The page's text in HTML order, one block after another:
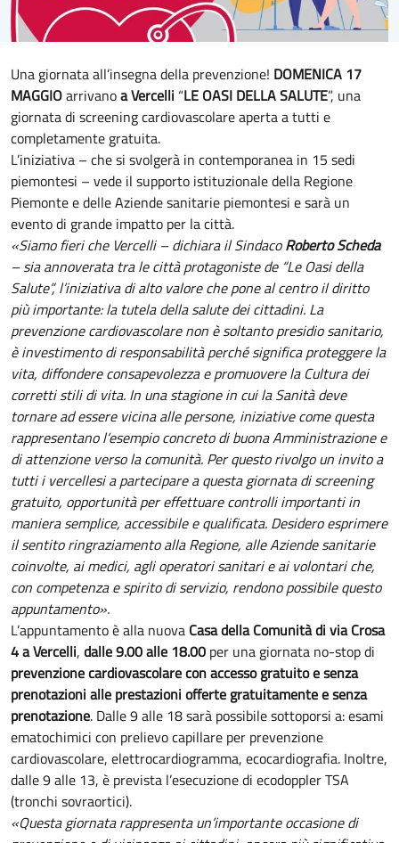
Una giornata all’insegna della prevenzione! DOMENICA 17
MAGGIOarrivanoa Vercelli “LE OASI DELLA SALUTE”, una
giornata di screening cardiovascolare aperta a tutti e
completamente gratuita.
L’iniziativa – che si svolgerà in contemporanea in 15 sedi
piemontesi – vede il supporto istituzionale della Regione
Piemonte e delle Aziende sanitarie piemontesi e sarà un
evento di grande impatto per la città.
«Siamo fieri che Vercelli – dichiara il SindacoRoberto Scheda
– sia annoverata tra le città protagoniste de “Le Oasi della
Salute”, l’iniziativa di alto valore che pone al centro il diritto
più importante: la tutela della salute dei cittadini. La
prevenzione cardiovascolare non è soltanto presidio sanitario,
è investimento di responsabilità perché significa proteggere la
vita, diffondere consapevolezza e promuovere la Cultura dei
corretti stili di vita. In una stagione in cui la Sanità deve
tornare ad essere vicina alle persone, iniziative come questa
rappresentano l’esempio concreto di buona Amministrazione e
di attenzione verso la comunità. Per questo rivolgo un invito a
tutti i vercellesi a partecipare a questa giornata di screening
gratuito, opportunità per effettuare controlli importanti in
maniera semplice, accessibile e qualificata. Desidero esprimere
il sentito ringraziamento alla Regione, alle Aziende sanitarie
coinvolte, ai medici, agli operatori sanitari e ai volontari che,
con competenza e spirito di servizio, rendono possibile questo
appuntamento».
L’appuntamento è alla nuova Casa della Comunità di via Crosa
4 a Vercelli, dalle 9.00 alle 18.00 per una giornata no-stop di
prevenzione cardiovascolare con accesso gratuito e senza
prenotazioni alle prestazioni offerte gratuitamente e senza
prenotazione. Dalle 9 alle 18 sarà possibile sottoporsi a: esami
ematochimici con prelievo capillare per prevenzione
cardiovascolare, elettrocardiogramma, ecocardiografia. Inoltre,
dalle 9 alle 13, è prevista l’esecuzione di ecodoppler TSA
(tronchi sovraortici).
«Questa giornata rappresenta un’importante occasione di